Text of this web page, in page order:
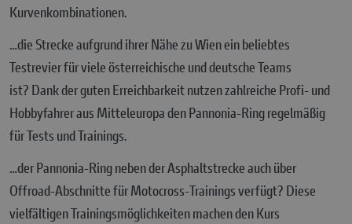
Kurvenkombinationen.
…die Strecke aufgrund ihrer Nähe zu Wien ein beliebtes
Testrevier für viele österreichische und deutsche Teams
ist? Dank der guten Erreichbarkeit nutzen zahlreiche Profi- und
Hobbyfahrer aus Mitteleuropa den Pannonia-Ring regelmäßig
für Tests und Trainings.
…der Pannonia-Ring neben der Asphaltstrecke auch über
Offroad-Abschnitte für Motocross-Trainings verfügt? Diese
vielfältigen Trainingsmöglichkeiten machen den Kurs